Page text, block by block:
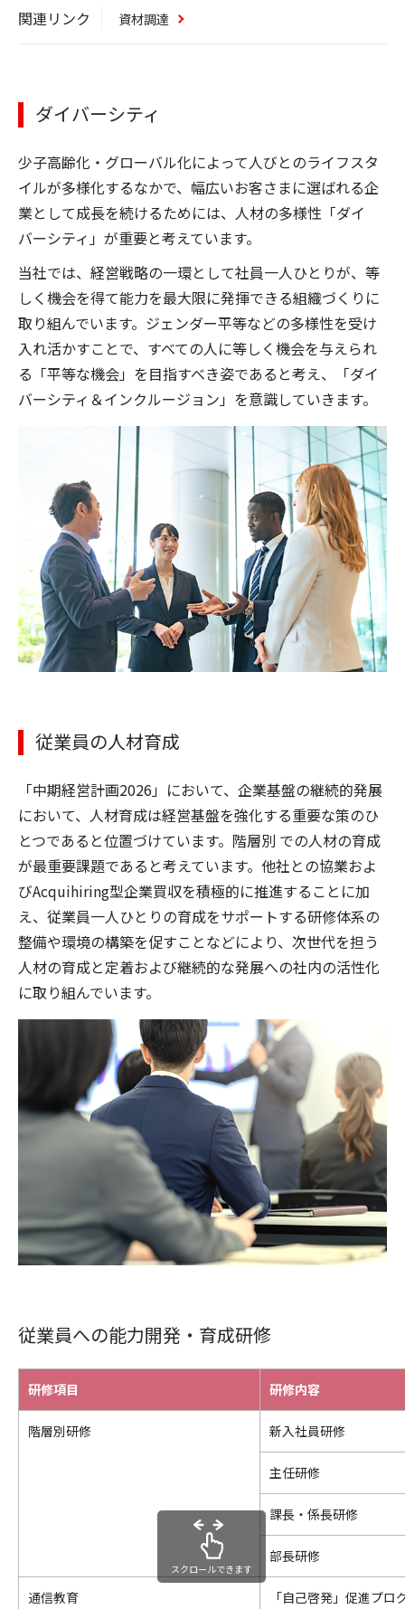
関連リンク 資材調達
ダイバーシティ
少子高齢化・グローバル化によって人びとのライフスタ
イルが多様化するなかで、幅広いお客さまに選ばれる企
業として成長を続けるためには、人材の多様性「ダイ
バーシティ」が重要と考えています。
当社では、経営戦略の一環として社員一人ひとりが、等
しく機会を得て能力を最大限に発揮できる組織づくりに
取り組んでいます。ジェンダー平等などの多様性を受け
入れ活かすことで、すべての人に等しく機会を与えられ
る「平等な機会」を目指すべき姿であると考え、「ダイ
バーシティ＆インクルージョン」を意識していきます。
従業員の人材育成
「中期経営計画2026」において、企業基盤の継続的発展
において、人材育成は経営基盤を強化する重要な策のひ
とつであると位置づけています。階層別 での人材の育成
が最重要課題であると考えています。他社との協業およ
びAcquihiring型企業買収を積極的に推進することに加
え、従業員一人ひとりの育成をサポートする研修体系の
整備や環境の構築を促すことなどにより、次世代を担う
人材の育成と定着および継続的な発展への社内の活性化
に取り組んでいます。
従業員への能力開発・育成研修
研修項目 研修内容
階層別研修 新入社員研修
主任研修
課長・係長研修
部長研修
通信教育 「自己啓発」促進プロ
スクロールできます